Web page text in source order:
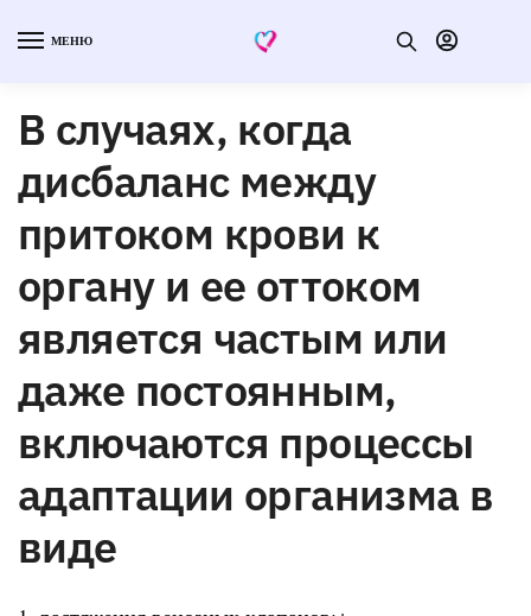
МЕНЮ
В случаях, когда
дисбаланс между
притоком крови к
органу и ее оттоком
является частым или
даже постоянным,
включаются процессы
адаптации организма в
виде